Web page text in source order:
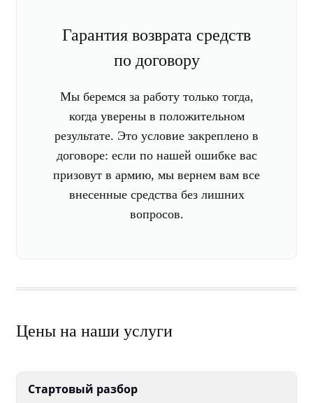
Гарантия возврата средств
по договору
Мы беремся за работу только тогда,
когда уверены в положительном
результате. Это условие закреплено в
договоре: если по нашей ошибке вас
призовут в армию, мы вернем вам все
внесенные средства без лишних
вопросов.
Цены на наши услуги
Стартовый разбор